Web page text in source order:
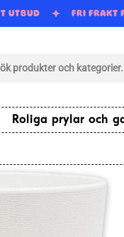
UTBUD FRI FRAKT
Roliga prylar och